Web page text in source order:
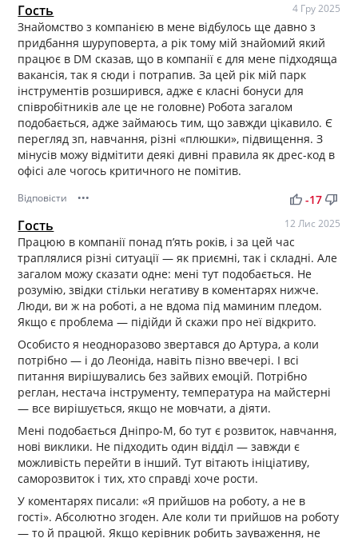
Гость 4 Гру 2025
Знайомство з компанією в мене відбулось ще давно з
придбання шуруповерта, а рік тому мій знайомий який
працює в DM сказав, що в компанії є для мене підходяща
вакансія, так я сюди і потрапив. За цей рік мій парк
інструментів розширився, адже є класні бонуси для
співробітників але це не головне) Робота загалом
подобається, адже займаюсь тим, що завжди цікавило. Є
перегляд зп, навчання, різні «плюшки», підвищення. З
мінусів можу відмітити деякі дивні правила як дрес-код в
офісі але чогось критичного не помітив.
Відповісти ••• thumb_up thumb_down
-17
Гость 12 Лис 2025
Працюю в компанії понад п’ять років, і за цей час
траплялися різні ситуації — як приємні, так і складні. Але
загалом можу сказати одне: мені тут подобається. Не
розумію, звідки стільки негативу в коментарях нижче.
Люди, ви ж на роботі, а не вдома під маминим пледом.
Якщо є проблема — підійди й скажи про неї відкрито.
Особисто я неодноразово звертався до Артура, а коли
потрібно — і до Леоніда, навіть пізно ввечері. І всі
питання вирішувались без зайвих емоцій. Потрібно
реглан, нестача інструменту, температура на майстерні
— все вирішується, якщо не мовчати, а діяти.
Мені подобається Дніпро-М, бо тут є розвиток, навчання,
нові виклики. Не підходить один відділ — завжди є
можливість перейти в інший. Тут вітають ініціативу,
саморозвиток і тих, хто справді хоче рости.
У коментарях писали: «Я прийшов на роботу, а не в
гості». Абсолютно згоден. Але коли ти прийшов на роботу
— то й працюй. Якщо керівник робить зауваження, не